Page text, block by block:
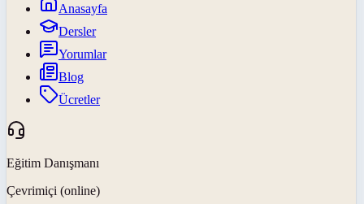
Anasayfa
Dersler
Yorumlar
Blog
Ücretler
Eğitim Danışmanı
Çevrimiçi (online)